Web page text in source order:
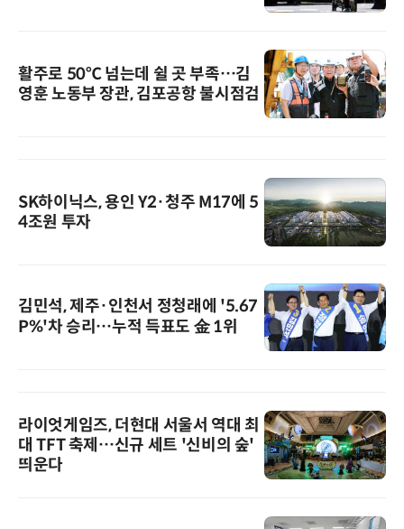
활주로 50℃ 넘는데 쉴 곳 부족…김
영훈 노동부 장관, 김포공항 불시점검
SK하이닉스, 용인 Y2·청주 M17에 5
4조원 투자
김민석, 제주·인천서 정청래에 '5.67
P%'차 승리…누적 득표도 金 1위
라이엇게임즈, 더현대 서울서 역대 최
대 TFT 축제…신규 세트 '신비의 숲'
띄운다